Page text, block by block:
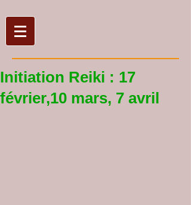
Initiation Reiki : 17
février,10 mars, 7 avril